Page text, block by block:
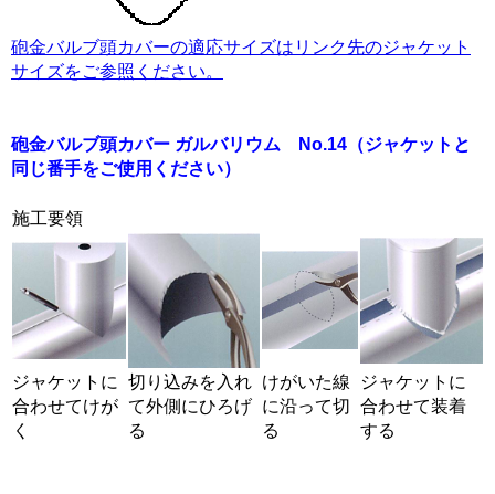
砲金バルブ頭カバーの適応サイズはリンク先のジャケット
サイズをご参照ください。
砲金バルブ頭カバー ガルバリウム No.14 （ジャケットと
同じ番手をご使用ください）
施工要領
ジャケットに
合わせてけが
く
切り込みを入れ
て外側にひろげ
る
けがいた線
に沿って切
る
ジャケットに
合わせて装着
する